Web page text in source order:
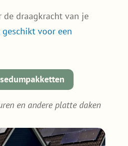
draagkracht van je
voor een
en andere platte daken